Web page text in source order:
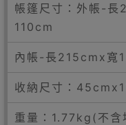
帳篷尺寸：外帳-
110cm
內帳-長215cmx寬
收納尺寸：
重量：1.77kg(不含